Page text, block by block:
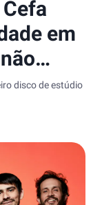
em
disco de estúdio